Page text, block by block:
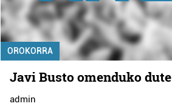
OROKORRA
Javi Busto omenduko dute
admin